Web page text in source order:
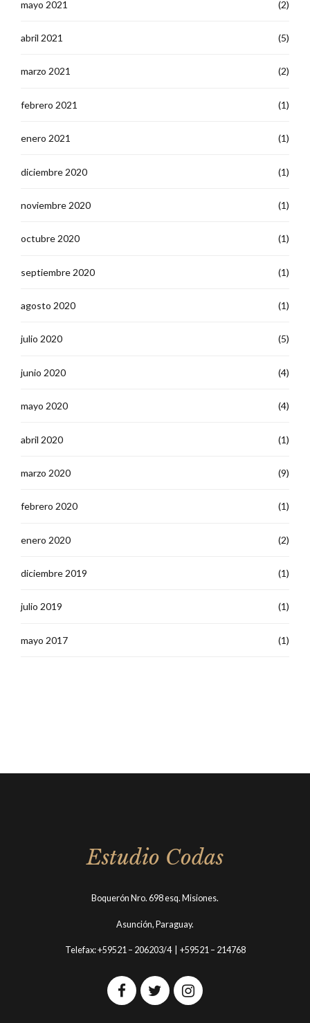
mayo 2021 (2)
abril 2021 (5)
marzo 2021 (2)
febrero 2021 (1)
enero 2021 (1)
diciembre 2020 (1)
noviembre 2020 (1)
octubre 2020 (1)
septiembre 2020 (1)
agosto 2020 (1)
julio 2020 (5)
junio 2020 (4)
mayo 2020 (4)
abril 2020 (1)
marzo 2020 (9)
febrero 2020 (1)
enero 2020 (2)
diciembre 2019 (1)
julio 2019 (1)
mayo 2017 (1)
Estudio Codas
Boquerón Nro. 698 esq. Misiones.
Asunción, Paraguay.
Telefax: +59521 – 206203/4 | +59521 – 214768